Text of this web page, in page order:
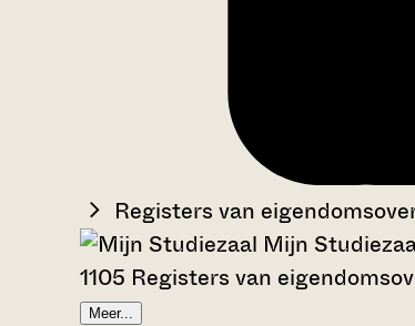
Registers van
Mijn
1105 Registers van
Meer...